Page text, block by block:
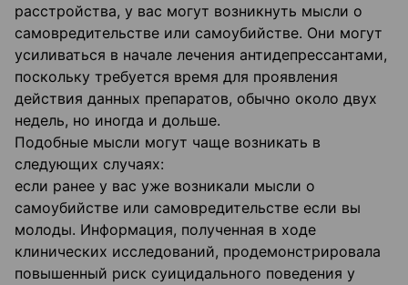
расстройства, у вас могут возникнуть мысли о
самовредительстве или самоубийстве. Они могут
усиливаться в начале лечения антидепрессантами,
поскольку требуется время для проявления
действия данных препаратов, обычно около двух
недель, но иногда и дольше.
Подобные мысли могут чаще возникать в
следующих случаях:
если ранее у вас уже возникали мысли о
самоубийстве или самовредительстве если вы
молоды. Информация, полученная в ходе
клинических исследований, продемонстрировала
повышенный риск суицидального поведения у